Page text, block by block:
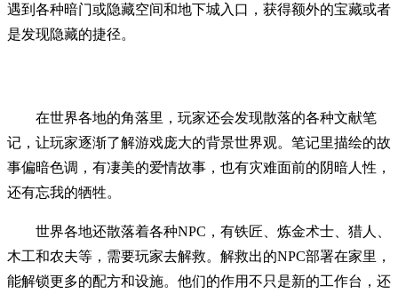
遇到各种暗门或隐藏空间和地下城入口，获得额外的宝藏或者
是发现隐藏的捷径。
在世界各地的角落里，玩家还会发现散落的各种文献笔
记，让玩家逐渐了解游戏庞大的背景世界观。笔记里描绘的故
事偏暗色调，有凄美的爱情故事，也有灾难面前的阴暗人性，
还有忘我的牺牲。
世界各地还散落着各种NPC，有铁匠、炼金术士、猎人、
木工和农夫等，需要玩家去解救。解救出的NPC部署在家里，
能解锁更多的配方和设施。他们的作用不只是新的工作台，还